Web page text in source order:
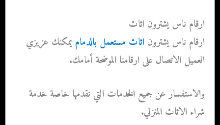
ارقام ناس يشترون اثاث
ارقام ناس يشترون اثاث مستعمل بالدمام يمكنك عزيزي
العميل الاتصال على ارقامنا الموضحة أمامك.
والاستفسار عن جميع الخدمات التي نقدمها خاصة خدمة
شراء الاثاث المنزلي.